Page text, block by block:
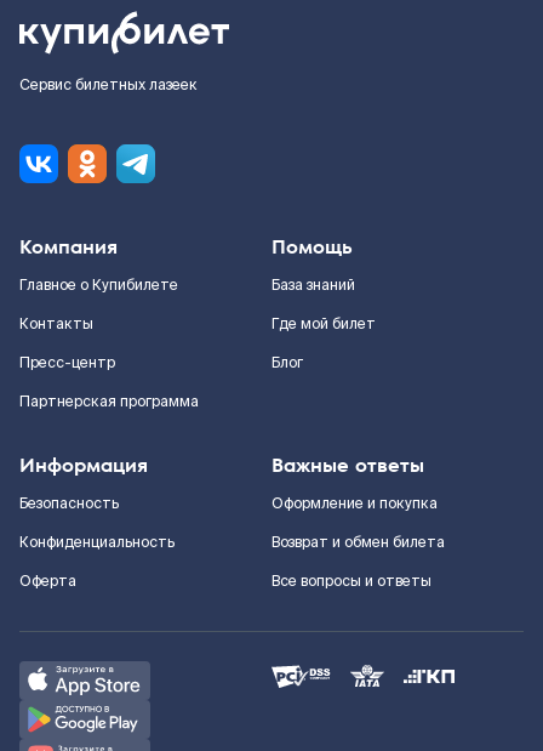
Сервис билетных лазеек
Компания
Главное о Купибилете
Контакты
Пресс-центр
Партнерская программа
Помощь
База знаний
Где мой билет
Блог
Информация
Безопасность
Конфиденциальность
Оферта
Важные ответы
Оформление и покупка
Возврат и обмен билета
Все вопросы и ответы